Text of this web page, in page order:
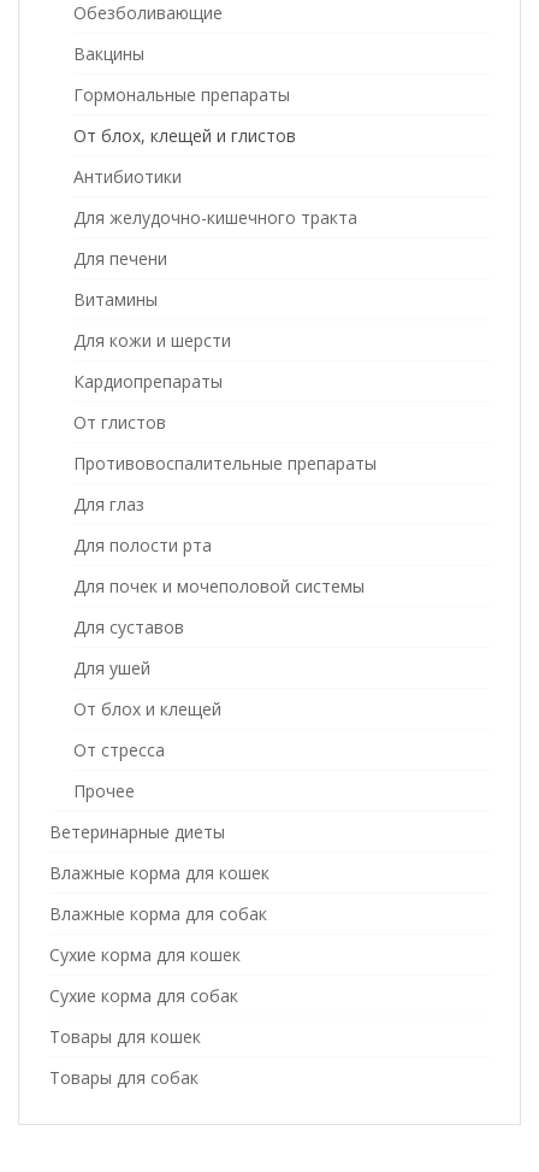
Обезболивающие
Вакцины
Гормональные препараты
От блох, клещей и глистов
Антибиотики
Для желудочно-кишечного тракта
Для печени
Витамины
Для кожи и шерсти
Кардиопрепараты
От глистов
Противовоспалительные препараты
Для глаз
Для полости рта
Для почек и мочеполовой системы
Для суставов
Для ушей
От блох и клещей
От стресса
Прочее
Ветеринарные диеты
Влажные корма для кошек
Влажные корма для собак
Сухие корма для кошек
Сухие корма для собак
Товары для кошек
Товары для собак